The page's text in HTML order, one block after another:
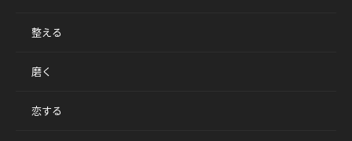
整える
磨く
恋する